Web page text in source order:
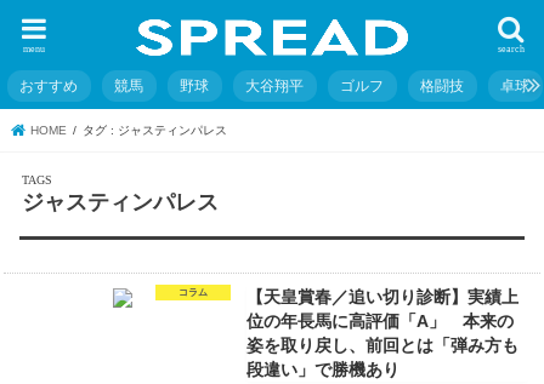
search
menu
おすすめ 競馬 野球 大谷翔平 ゴルフ 格闘技 卓球
HOME タグ : ジャスティンパレス
ジャスティンパレス
コラム
【天皇賞春／追い切り診断】実績上
位の年長馬に高評価「A」 本来の
姿を取り戻し、前回とは「弾み方も
段違い」で勝機あり